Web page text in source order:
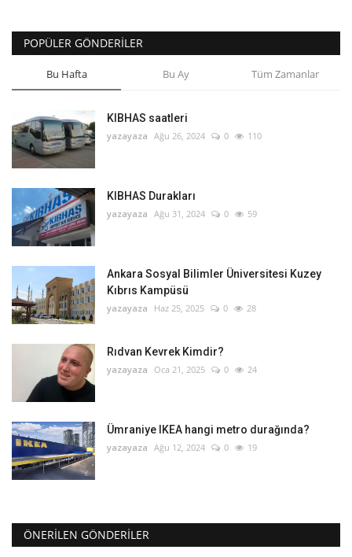
POPÜLER GÖNDERILER
Bu Hafta Bu Ay Tüm Zamanlar
KIBHAS saatleri
yazayaza Ağu 26, 2024 0 110
KIBHAS Durakları
yazayaza Ağu 31, 2024 0 59
Ankara Sosyal Bilimler Üniversitesi Kuzey
Kıbrıs Kampüsü
yazayaza Haz 25, 2025 0 28
Rıdvan Kevrek Kimdir?
yazayaza Oca 21, 2025 0 24
Ümraniye IKEA hangi metro durağında?
yazayaza Ağu 12, 2024 0 19
ÖNERILEN GÖNDERILER